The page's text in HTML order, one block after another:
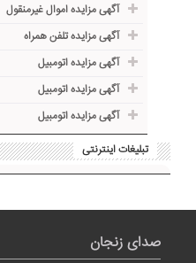
آگهی مزایده اموال غیرمنقول
آگهی مزایده تلفن همراه
آگهی مزایده اتومبیل
آگهی مزایده اتومبیل
آگهی مزایده اتومبیل
تبلیغات اینترنتی
صدای زنجان